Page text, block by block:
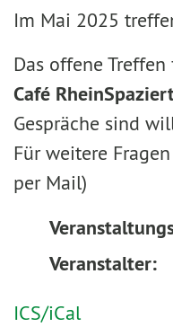
Im Mai 2025
Das offene
Café
Gespräche sind
Für weitere
per Mail)
Veranstalter:
ICS/iCal